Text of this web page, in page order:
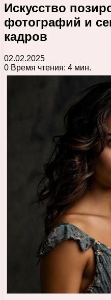
Искусство
фотографий и
кадров
02.02.2025
0 Время чтения: 4 мин.